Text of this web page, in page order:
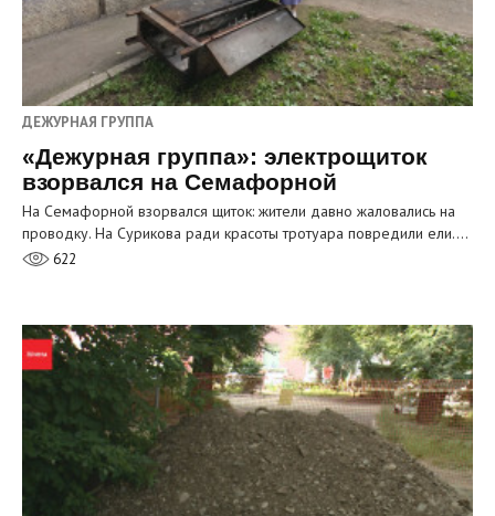
ДЕЖУРНАЯ ГРУППА
«Дежурная группа»: электрощиток
взорвался на Семафорной
На Семафорной взорвался щиток: жители давно жаловались на
проводку. На Сурикова ради красоты тротуара повредили ели.…
622